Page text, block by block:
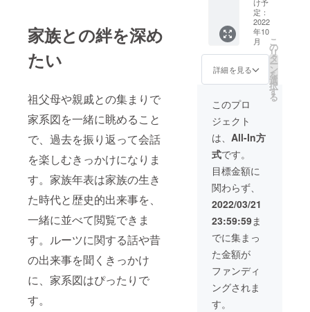
家族との絆を深め
たい
祖父母や親戚との集まりで
家系図を一緒に眺めること
で、過去を振り返って会話
を楽しむきっかけになりま
す。家族年表は家族の生き
た時代と歴史的出来事を、
一緒に並べて閲覧できま
す。ルーツに関する話や昔
の出来事を聞くきっかけ
に、家系図はぴったりで
す。
ださ
い。 ※
リター
ン価格
は、原
則、税
込、送
の価格
です。
きかね
ます。
※ 値引
き額
は、販
売予定
価格に
含む合
計金額
に対す
るもの
です。
※ ご本
人様確
認のた
め、備
考欄に
生年月
日をご
記載く
ださ
い。 ※
リター
ン価格
は、原
アル新
聞（全
家系）
※ 未成
年者の
方はご
支援い
ません
ので、
ご了承
くださ
い。
誤って
支援さ
れた場
合ご支
援の
キャン
セル手
続きは
原則で
きかね
ます。
※ 値引
き額
家系図
作成
サービ
ス全家
系直系
調査プ
ラン [一
予定価
格：税
込
218,000
円] ＜商
品内容
＞ - 家
系図 -
家系図
ホル
ダー -
戸籍謄
本ホル
ダー -
家族年
表 - 家
族年表
ホル
け予
定：
2022
年10
月
詳細を見る
こ
の
リ
タ
ー
ン
を
選
択
す
る
このプロ
ジェクト
は、 All-In方
式です。
目標金額に
関わらず、
2022/03/21
23:59:59ま
でに集まっ
た金額が
ファンディ
ングされま
す。